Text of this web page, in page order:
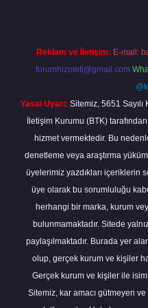
Reklam ve İletişim: E-mail:
forumhizmeti@gmail.com
Yasal Uyarı: Sitemiz, 5651
İletişim Kurumu (BTK)
hizmet vermektedir. Bu
denetleme veya araştırma
üyelerimiz yazdıkları içeriklerin
üye olarak bu sorumluluğu
herhangi bir marka, kurum
bulunmamaktadır. Sitede
paylaşılmaktadır. Burada yer
olup, gerçek kurum ve kişiler
Gerçek kurum ve kişiler ile
Sitemiz, kar amacı gütmeyen